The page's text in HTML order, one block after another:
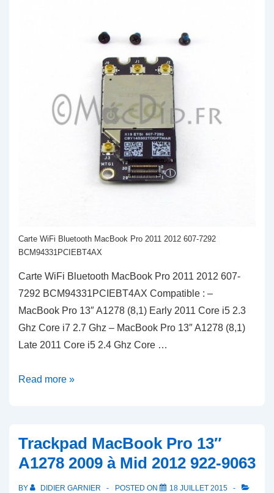
Carte WiFi Bluetooth MacBook Pro 2011 2012 607-7292
BCM94331PCIEBT4AX
Carte WiFi Bluetooth MacBook Pro 2011 2012 607-
7292 BCM94331PCIEBT4AX Compatible : –
MacBook Pro 13″ A1278 (8,1) Early 2011 Core i5 2.3
Ghz Core i7 2.7 Ghz – MacBook Pro 13″ A1278 (8,1)
Late 2011 Core i5 2.4 Ghz Core …
Carte
Pro
2011
2012
Read more »
Trackpad MacBook Pro 13″
A1278 2009 à Mid 2012 922-9063
BY DIDIER GARNIER POSTED ON
18 JUILLET 2015